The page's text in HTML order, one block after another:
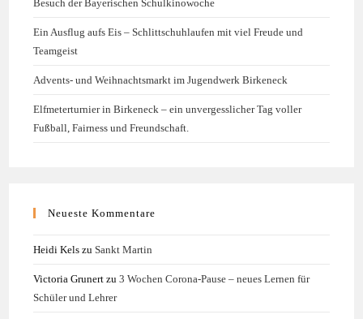
Besuch der Bayerischen Schulkinowoche
Ein Ausflug aufs Eis – Schlittschuhlaufen mit viel Freude und
Teamgeist
Advents- und Weihnachtsmarkt im Jugendwerk Birkeneck
Elfmeterturnier in Birkeneck – ein unvergesslicher Tag voller
Fußball, Fairness und Freundschaft.
Neueste Kommentare
Heidi Kels zuSankt Martin
Victoria Grunert zu3 Wochen Corona-Pause – neues Lernen für
Schüler und Lehrer